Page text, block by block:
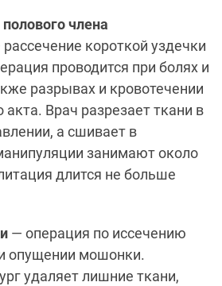
члена
короткой уздечки
проводится при болях и
разрывах и кровотечении
акта. Врач разрезает ткани в
а сшивает в
занимают около
длится не больше
— операция по иссечению
опущении мошонки.
удаляет лишние ткани,